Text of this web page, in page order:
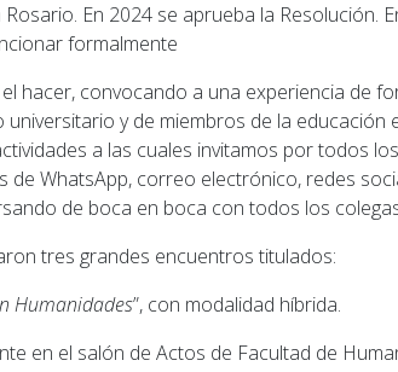
En 2024 se aprueba la Resolución.
formalmente
hacer, convocando a una experiencia de
y de miembros de la educación
a las cuales invitamos por todos
de WhatsApp, correo electrónico, redes
de boca en boca con todos los
tres grandes encuentros titulados:
Humanidades”, con modalidad híbrida.
en el salón de Actos de Facultad de